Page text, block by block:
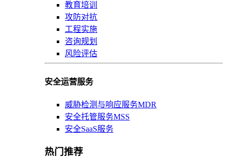
教育培训
攻防对抗
工程实施
咨询规划
风险评估
安全运营服务
威胁检测与响应服务MDR
安全托管服务MSS
安全SaaS服务
热门推荐